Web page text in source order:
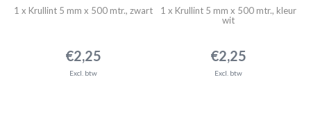
1 x Krullint 5 mm x 500 mtr., zwart
€2,25
Excl. btw
1 x Krullint 5 mm x 500 mtr., kleur
wit
€2,25
Excl. btw